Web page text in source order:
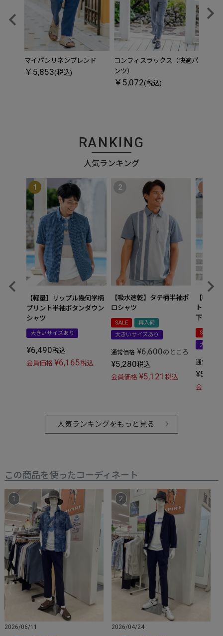
マイパンリネンブレンド
￥5,853(税込)
コンフィスラックス（快適パ
ンツ）
￥5,072(税込)
RANKING
人気ランキング
【軽量】リップル幾何学柄
プリント半袖ボタンダウン
シャツ
大きいサイズあり
¥6,490税込
会員価格 ¥6,165税込
【吸水速乾】タテ柄半袖ポ
ロシャツ
SALE
再入荷
大きいサイズあり
通常価格 ¥6,600のところ
¥5,280税込
会員価格 ¥5,121税込
【吸水
トアッ
下セット
SALE
大きい
通常価格
¥5,192
会員価格
人気ランキングをもっと見る
この商品を使ったコーディネート
2026/06/11 2026/04/24